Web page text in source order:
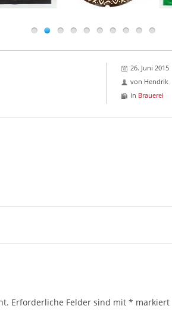
26. Juni 2015
von Hendrik
in Brauerei
Erforderliche Felder sind mit * markiert